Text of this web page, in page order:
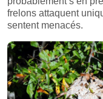
frelons attaquent
sentent menacés.